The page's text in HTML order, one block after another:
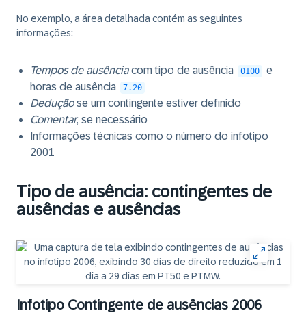
No exemplo, a área detalhada contém as seguintes
informações:
Tempos de ausênciacom tipo de ausência 0100
e
horas de ausência
7.20
Deduçãose um contingente estiver definido
Comentar, se necessário
Informações técnicas como o número do infotipo
2001
Tipo de ausência: contingentes de
ausências e ausências
Infotipo Contingente de ausências 2006